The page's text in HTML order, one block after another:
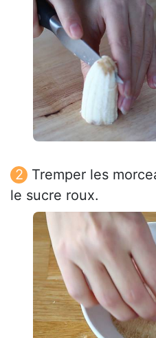
Tremper les
le sucre roux.